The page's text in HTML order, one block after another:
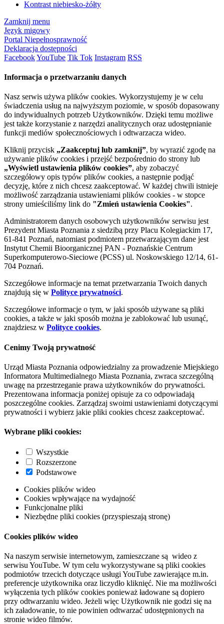
Kontrast niebiesko-żółty
Zamknij menu
Język migowy
Portal Niepełnosprawność
Deklaracja dostępności
FacebookYouTube Tik Tok Instagram RSS
Informacja o przetwarzaniu danych
Nasz serwis używa plików cookies. Wykorzystujemy je w celu
świadczenia usług na najwyższym poziomie, w sposób dopasowany
do indywidualnych potrzeb Użytkowników. Dzięki temu możliwe
jest także korzystanie z narzędzi analitycznych oraz udostępnianie
funkcji mediów społecznościowych i odtwarzacza wideo.
Kliknij przycisk „Zaakceptuj lub zamknij”, by wyrazić zgodę na
używanie plików cookies i przejść bezpośrednio do strony lub
„Wyświetl ustawienia plików cookies”, aby zobaczyć
szczegółowy opis typów plików cookies, a następnie podjąć
decyzję, które z nich chcesz zaakceptować. W każdej chwili istnieje
możliwość zarządzania ustawieniami plików cookies - w stopce
strony umieściliśmy link do "Zmień ustawienia Cookies".
Administratorem danych osobowych użytkowników serwisu jest
Prezydent Miasta Poznania z siedzibą przy Placu Kolegiackim 17,
61-841 Poznań, natomiast podmiotem przetwarzającym dane jest
Instytut Chemii Bioorganicznej PAN - Poznańskie Centrum
Superkomputerowo-Sieciowe (PCSS) ul. Noskowskiego 12/14, 61-
704 Poznań.
Szczegółowe informacje na temat przetwarzania Twoich danych
znajdują się w Polityce prywatności.
Szczegółowe informacje o tym, w jaki sposób używane są pliki
cookies, a także w jaki sposób można je zablokować lub usunąć,
znajdziesz w Polityce cookies.
Cenimy Twoją prywatność
Urząd Miasta Poznania odpowiedzialny za prowadzenie Miejskiego
Informatora Multimedialnego Miasta Poznania, zwraca szczególną
uwagę na przestrzeganie prawa użytkowników do prywatności.
Prezentowana informacja poniżej opisuje za co odpowiadają
poszczególne cookies. Zarządzaj swoimi ustawieniami dotyczącymi
prywatności i wybierz jakie pliki cookies chcesz zaakceptować.
Wybrane pliki cookies:
Wszystkie
Rozszerzone
Podstawowe
Cookies plików wideo
Cookies wpływające na wydajność
Funkcjonalne pliki
Niezbędne pliki cookies (przyspieszają stronę)
Cookies plików wideo
Na naszym serwisie internetowym, zamieszczane są wideo z
serwisu YouTube. W tym celu wykorzystywane są pliki cookies
podmiotów trzecich dotyczące usługi YouTube zawierające m.in.
preferencje użytkownika oraz liczydło kliknięć. Nie ma możliwości
wyłączenia tych plików cookies ponieważ ładowane są dopiero
przy odtwarzaniu wideo. Jeżeli więc Użytkownik nie godzi się na
ich załadowanie, to nie powinien odtwarzać udostępnionych na
stronie wideo filmów.